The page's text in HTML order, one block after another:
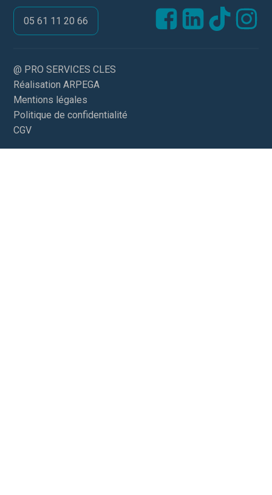
05 61 11 20 66
@ PRO SERVICES CLES
Réalisation ARPEGA
Mentions légales
Politique de confidentialité
CGV